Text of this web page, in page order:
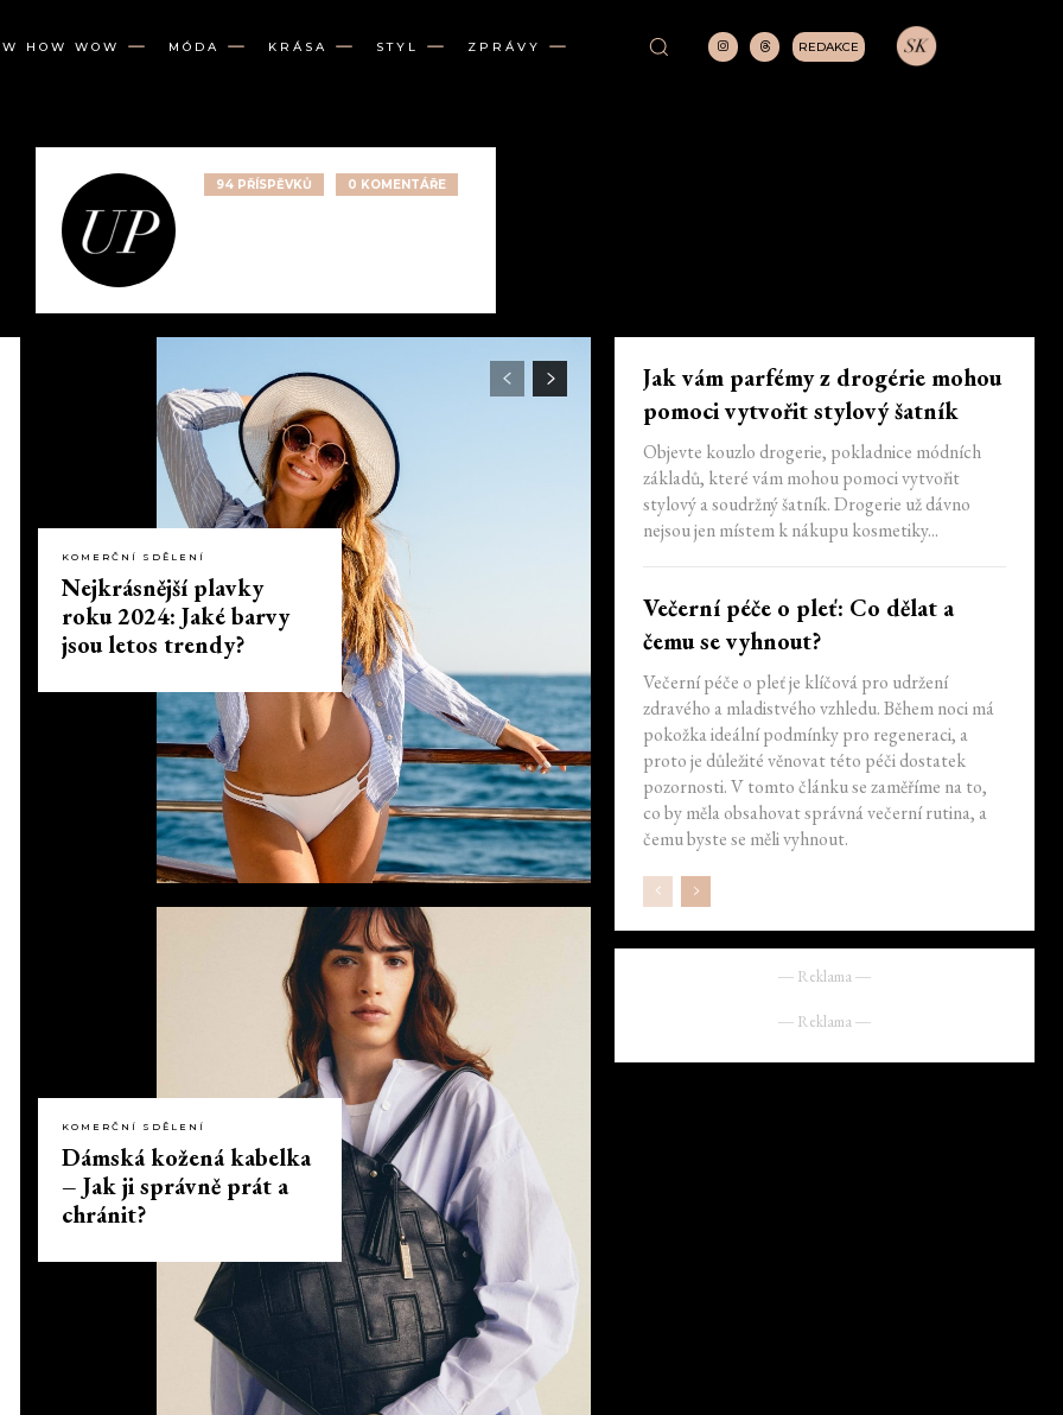
HOW WOW MÓDA KRÁSA STYL ZPRÁVY REDAKCE
94 PŘÍSPĚVKŮ 0 KOMENTÁŘE
KOMERČNÍ SDĚLENÍ
Nejkrásnější plavky
roku 2024: Jaké barvy
jsou letos trendy?
KOMERČNÍ SDĚLENÍ
Dámská kožená kabelka
– Jak ji správně prát a
chránit?
Jak vám parfémy z drogérie mohou
pomoci vytvořit stylový šatník
Objevte kouzlo drogerie, pokladnice módních
základů, které vám mohou pomoci vytvořit
stylový a soudržný šatník. Drogerie už dávno
nejsou jen místem k nákupu kosmetiky...
Večerní péče o pleť: Co dělat a
čemu se vyhnout?
Večerní péče o pleť je klíčová pro udržení
zdravého a mladistvého vzhledu. Během noci má
pokožka ideální podmínky pro regeneraci, a
proto je důležité věnovat této péči dostatek
pozornosti. V tomto článku se zaměříme na to,
co by měla obsahovat správná večerní rutina, a
čemu byste se měli vyhnout.
― Reklama ―
― Reklama ―